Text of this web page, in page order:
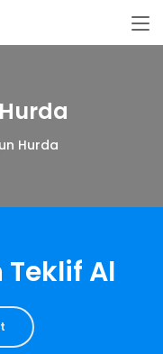
Hurda
Al